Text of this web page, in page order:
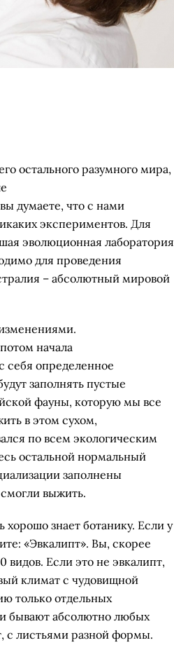
остального разумного мира,
думаете, что с нами
экспериментов. Для
эволюционная лаборатория
для проведения
– абсолютный мировой
начала
себя определенное
заполнять пустые
фауны, которую мы все
в этом сухом,
по всем экологическим
остальной нормальный
заполнены
выжить.
хорошо знает ботанику. Если у
«Эвкалипт». Вы, скорее
видов. Если это не эвкалипт,
климат с чудовищной
только отдельных
бывают абсолютно любых
с листьями разной формы.